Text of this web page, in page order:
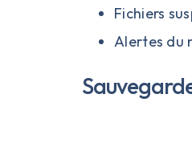
Fichiers
Alertes du